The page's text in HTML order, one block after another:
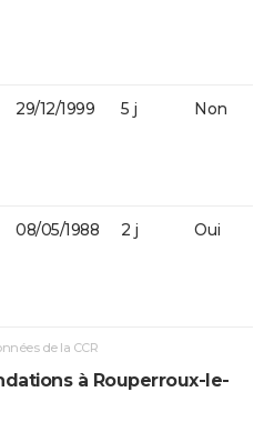
29/12/1999 5 j Non
08/05/1988 2 j Oui
de la CCR
à Rouperroux-le-